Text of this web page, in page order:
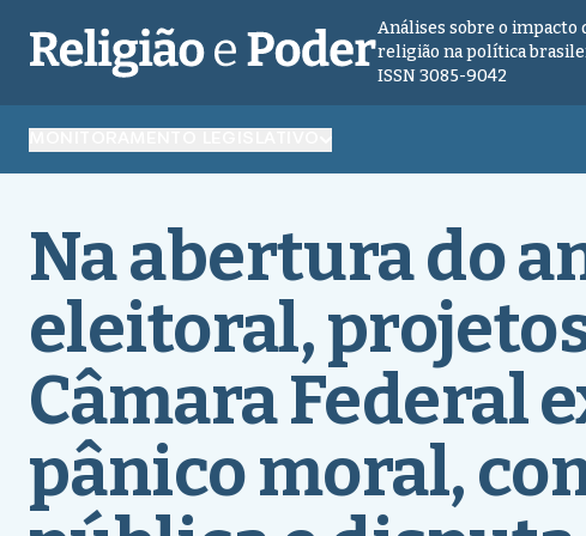
Análises sobre o impacto
religião na política
ISSN 3085-9042
Na abertura do
eleitoral,
Câmara Federal
pânico moral,